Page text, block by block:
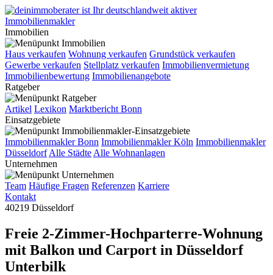
Immobilien
Haus verkaufen Wohnung verkaufen Grundstück verkaufen
Gewerbe verkaufen Stellplatz verkaufen Immobilienvermietung
Immobilienbewertung Immobilienangebote
Ratgeber
Artikel Lexikon Marktbericht Bonn
Einsatzgebiete
Immobilienmakler Bonn Immobilienmakler Köln Immobilienmakler
Düsseldorf Alle Städte Alle Wohnanlagen
Unternehmen
Team Häufige Fragen Referenzen Karriere
Kontakt
40219 Düsseldorf
Freie 2-Zimmer-Hochparterre-Wohnung
mit Balkon und Carport in Düsseldorf
Unterbilk